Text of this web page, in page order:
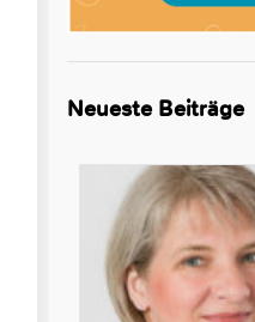
Neueste Beiträge